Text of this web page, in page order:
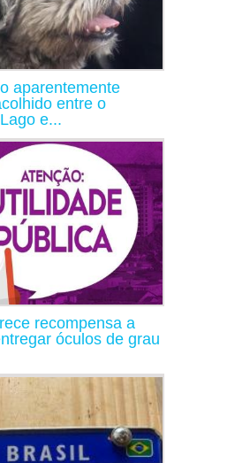
aparentemente
entre o
e...
recompensa a
óculos de grau